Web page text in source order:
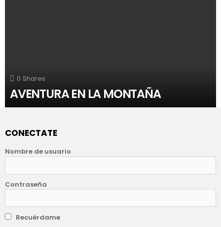
0 Shares
AVENTURA EN LA MONTAÑA
CONECTATE
Nombre de usuario
Contraseña
Recuérdame